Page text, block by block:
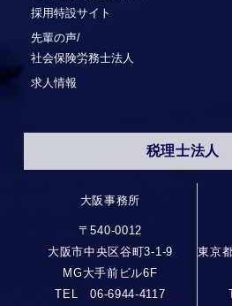
採⽤特設サイト
先輩の声/
社会保険労務士法人
求人情報
税理士法人
大阪事務所
〒540-0012
大阪市中央区谷町3-1-9
MG大手前ビル6F
TEL 06-6944-4117
東京